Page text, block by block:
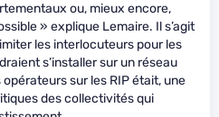
ou, mieux encore,
» explique Lemaire. Il s’agit
les interlocuteurs pour les
s’installer sur un réseau
opérateurs sur les RIP était, une
des collectivités qui